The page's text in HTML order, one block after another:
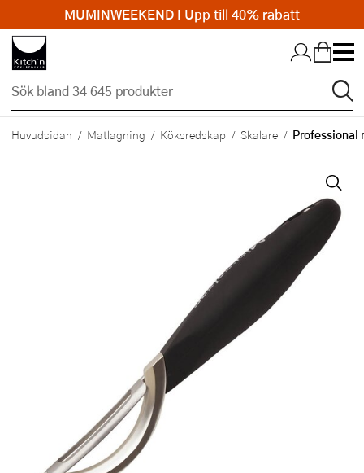
Hopp till huvudinnehållet
Huvudsidan Matlagning Köksredskap Skalare Professional
MUMINWEEKEND I Upp till 40% rabatt